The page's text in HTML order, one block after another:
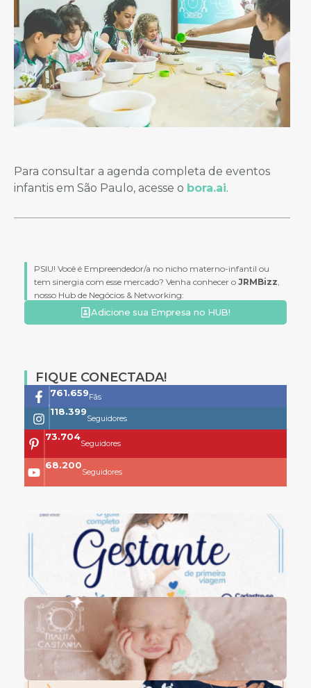
Para consultar a agenda completa de eventos
infantis em São Paulo, acesse o bora.ai.
PSIU! Você é Empreendedor/a no nicho materno-infantil ou
tem sinergia com esse mercado? Venha conhecer o JRMBizz
nosso Hub de Negócios & Networking:
Adicione sua Empresa no HUB!
FIQUE CONECTADA!
761.659Fãs
118.399
Seguidores
73.704
Seguidores
68.200
Seguidores